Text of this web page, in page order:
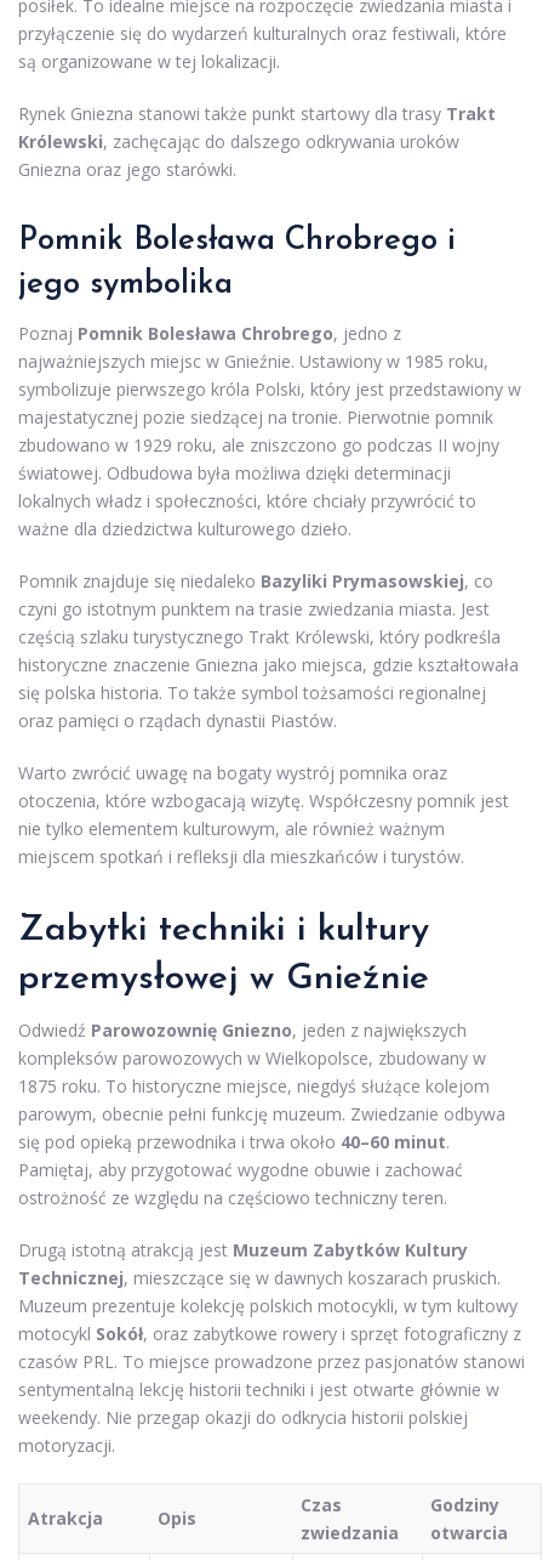
posiłek. To idealne miejsce na rozpoczęcie zwiedzania miasta i
przyłączenie się do wydarzeń kulturalnych oraz festiwali, które
są organizowane w tej lokalizacji.
Rynek Gniezna stanowi także punkt startowy dla trasy Trakt
Królewski, zachęcając do dalszego odkrywania uroków
Gniezna oraz jego starówki.
Pomnik Bolesława Chrobrego i
jego symbolika
Poznaj Pomnik Bolesława Chrobrego, jedno z
najważniejszych miejsc w Gnieźnie. Ustawiony w 1985 roku,
symbolizuje pierwszego króla Polski, który jest przedstawiony w
majestatycznej pozie siedzącej na tronie. Pierwotnie pomnik
zbudowano w 1929 roku, ale zniszczono go podczas II wojny
światowej. Odbudowa była możliwa dzięki determinacji
lokalnych władz i społeczności, które chciały przywrócić to
ważne dla dziedzictwa kulturowego dzieło.
Pomnik znajduje się niedaleko Bazyliki Prymasowskiej, co
czyni go istotnym punktem na trasie zwiedzania miasta. Jest
częścią szlaku turystycznego Trakt Królewski, który podkreśla
historyczne znaczenie Gniezna jako miejsca, gdzie kształtowała
się polska historia. To także symbol tożsamości regionalnej
oraz pamięci o rządach dynastii Piastów.
Warto zwrócić uwagę na bogaty wystrój pomnika oraz
otoczenia, które wzbogacają wizytę. Współczesny pomnik jest
nie tylko elementem kulturowym, ale również ważnym
miejscem spotkań i refleksji dla mieszkańców i turystów.
Zabytki techniki i kultury
przemysłowej w Gnieźnie
Odwiedź Parowozownię Gniezno, jeden z największych
kompleksów parowozowych w Wielkopolsce, zbudowany w
1875 roku. To historyczne miejsce, niegdyś służące kolejom
parowym, obecnie pełni funkcję muzeum. Zwiedzanie odbywa
się pod opieką przewodnika i trwa około 40–60 minut.
Pamiętaj, aby przygotować wygodne obuwie i zachować
ostrożność ze względu na częściowo techniczny teren.
Drugą istotną atrakcją jest Muzeum Zabytków Kultury
Technicznej, mieszczące się w dawnych koszarach pruskich.
Muzeum prezentuje kolekcję polskich motocykli, w tym kultowy
motocykl Sokół, oraz zabytkowe rowery i sprzęt fotograficzny z
czasów PRL. To miejsce prowadzone przez pasjonatów stanowi
sentymentalną lekcję historii techniki i jest otwarte głównie w
weekendy. Nie przegap okazji do odkrycia historii polskiej
motoryzacji.
Atrakcja Opis
Czas
zwiedzania
Godziny
otwarcia